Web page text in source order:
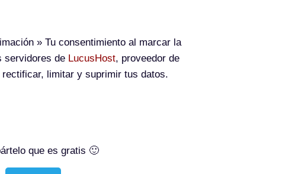
» Tu consentimiento al marcar la
servidores de LucusHost, proveedor de
limitar y suprimir tus datos.
que es gratis 🙂